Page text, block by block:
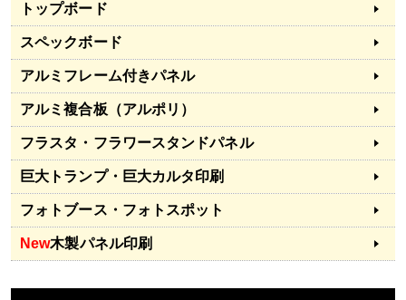
トップボード
スペックボード
アルミフレーム付きパネル
アルミ複合板（アルポリ）
フラスタ・フラワースタンドパネル
巨大トランプ・巨大カルタ印刷
フォトブース・フォトスポット
New木製パネル印刷